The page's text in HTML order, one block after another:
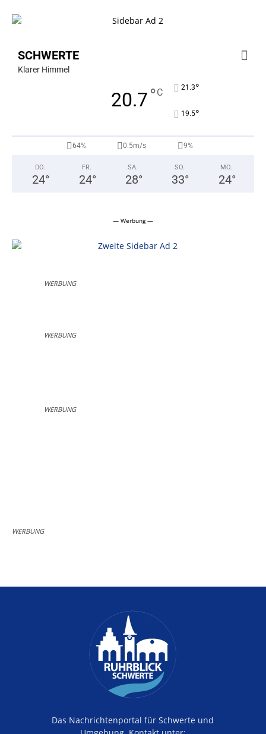
SCHWERTE
Klarer Himmel
20.7°C 21.3°
19.5°
64% 0.5m/s 9%
DO.
24°
FR.
24°
SA.
28°
SO.
33°
MO.
24°
— Werbung —
WERBUNG
WERBUNG
WERBUNG
WERBUNG
Das Nachrichtenportal für Schwerte und